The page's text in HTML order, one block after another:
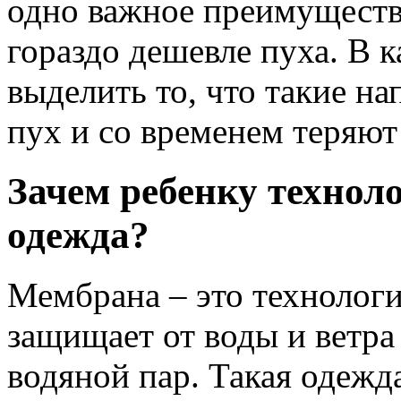
одно важное
гораздо дешевле пуха. В
выделить то, что такие
пух и со временем теряют
Зачем ребенку
одежда?
Мембрана – это
защищает от воды и
водяной пар. Такая